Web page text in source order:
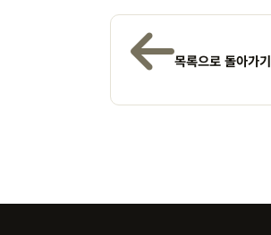
목록으로 돌아가기